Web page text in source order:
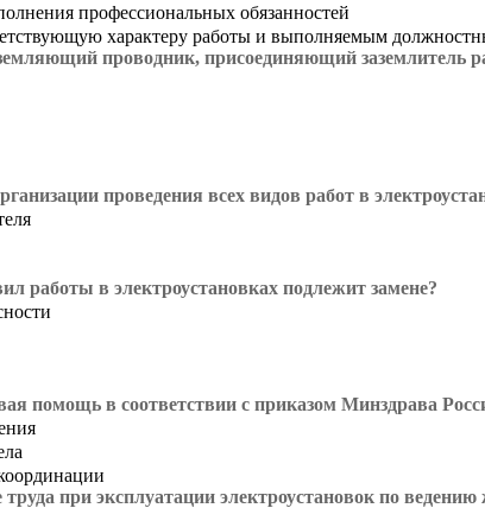
профессиональных обязанностей
характеру работы и выполняемым
проводник, присоединяющий заземлитель
проведения всех видов работ в
работы в электроустановках подлежит замене?
помощь в соответствии с приказом Минздрава
при эксплуатации электроустановок по